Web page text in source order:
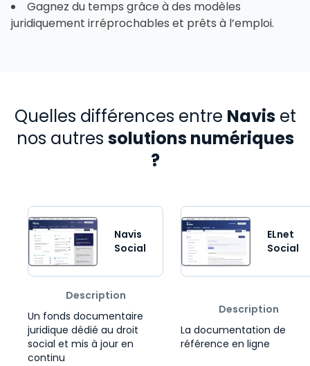
Gagnez du temps grâce à des modèles
juridiquement irréprochables et prêts à l’emploi.
Quelles différences entre Naviset
nos autres solutions numériques
?
Comparer des produits
Navis
Social
ELnet
Social
Description
Un fonds documentaire
juridique dédié au droit
social et mis à jour en
continu
Description
La documentation de
référence en ligne